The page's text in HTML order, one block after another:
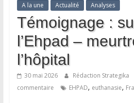
A la une Actualité Analyses
Témoignage :
l’Ehpad –
l’hôpital
30 mai 2026 Rédaction Strategika
commentaire
EHPAD, euthanasie,